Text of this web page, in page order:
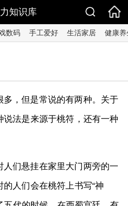
知识库
数码 手工爱好 生活家居 健康养
多，但是常说的有两种。关于
法是来源于桃符，还有一种
人们悬挂在家里大门两旁的一
人们会在桃符上书写“神